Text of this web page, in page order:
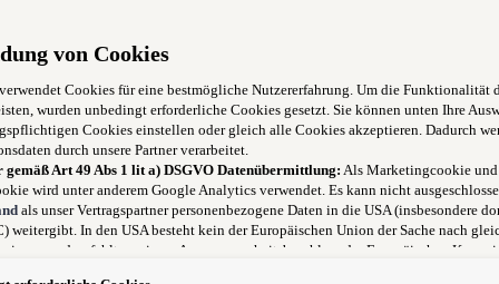
(m/w/d) für
und Spaß am Umgang mit Menschen haben, dann
von Cookies
Cookies für eine bestmögliche Nutzererfahrung. Um die Funktionalität
wurden unbedingt erforderliche Cookies gesetzt. Sie können unten Ihre
Cookies einstellen oder gleich alle Cookies akzeptieren. Dadurch
durch unsere Partner verarbeitet.
gemäß Art 49 Abs 1 lit a) DSGVO Datenübermittlung: Als Marketingcookie und
wird unter anderem Google Analytics verwendet. Es kann nicht
als unser Vertragspartner personenbezogene Daten in die USA (insbesondere
weitergibt. In den USA besteht kein der Europäischen Union der Sache nach
und es fehlt an einem Angemessenheitsbeschluss der Europäischen